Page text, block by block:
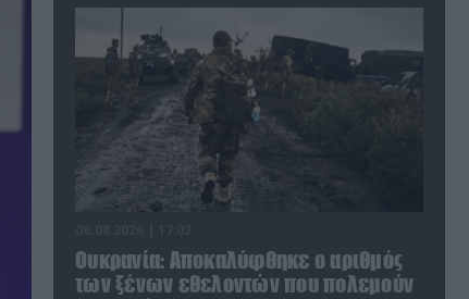
Ουκρανία: Αποκαλύφθηκε ο αριθμός
των ξένων εθελοντών που πολεμούν